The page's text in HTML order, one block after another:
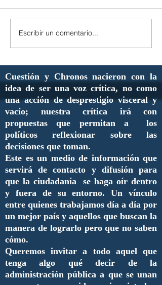
Escribir un comentario...
Cuestión y Chronos nacieron con la
idea de ser una voz crítica, no como
una acción de desprestigio visceral y
vacío; nuestra crítica irá con
propuestas que permitan a los
políticos reflexionar sobre las
decisiones que toman.
Este es un medio de información que
servirá de contacto y difusión para
que la ciudadanía se haga oír dentro
y fuera de su entorno. Un vínculo
entre quienes trabajamos día a día por
un mejor país y aquellos que buscan la
manera de lograrlo pero que no saben
cómo.
Queremos invitar a todo aquel que
tenga algo qué decir de la
administración pública a que se unan